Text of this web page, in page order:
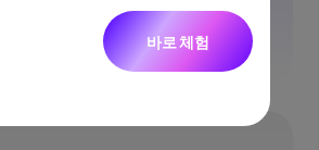
바로 체험